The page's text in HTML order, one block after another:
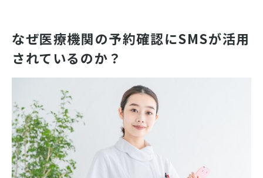
なぜ医療機関の予約確認にSMSが活用
されているのか？